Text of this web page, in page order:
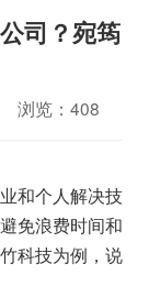
司？宛筠
浏览：408
和个人解决技
免浪费时间和
科技为例，说